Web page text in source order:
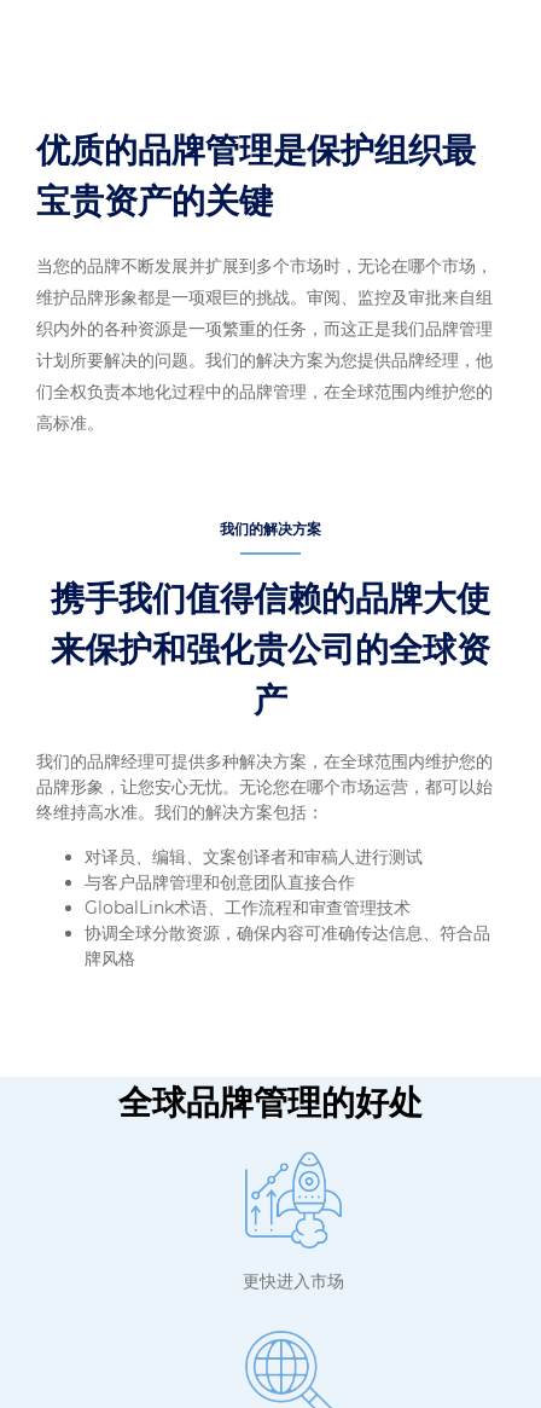
优质的品牌管理是保护组织最
宝贵资产的关键
当您的品牌不断发展并扩展到多个市场时，无论在哪个市场，
维护品牌形象都是一项艰巨的挑战。审阅、监控及审批来自组
织内外的各种资源是一项繁重的任务，而这正是我们品牌管理
计划所要解决的问题。我们的解决方案为您提供品牌经理，他
们全权负责本地化过程中的品牌管理，在全球范围内维护您的
高标准。
我们的解决方案
携手我们值得信赖的品牌大使
来保护和强化贵公司的全球资
产
我们的品牌经理可提供多种解决方案，在全球范围内维护您的
品牌形象，让您安心无忧。无论您在哪个市场运营，都可以始
终维持高水准。我们的解决方案包括：
对译员、编辑、文案创译者和审稿人进行测试
与客户品牌管理和创意团队直接合作
GlobalLink术语、工作流程和审查管理技术
协调全球分散资源，确保内容可准确传达信息、符合品
牌风格
全球品牌管理的好处
更快进入市场